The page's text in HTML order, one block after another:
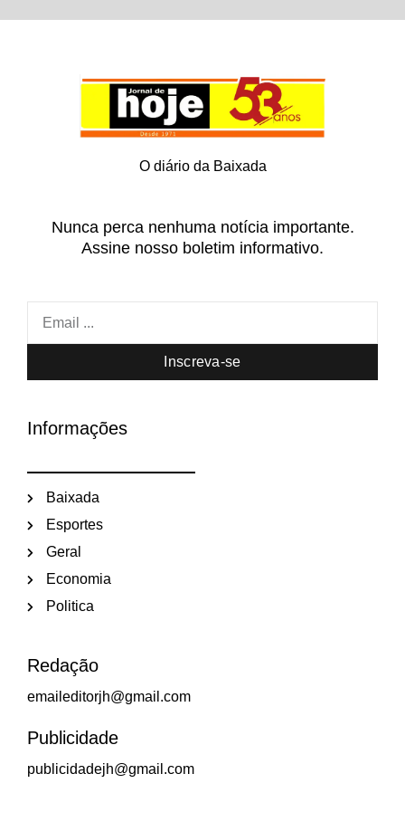
O diário da Baixada
Nunca perca nenhuma notícia importante.
Assine nosso boletim informativo.
Inscreva-se
Informações
Baixada
Esportes
Geral
Economia
Politica
Redação
emaileditorjh@gmail.com
Publicidade
publicidadejh@gmail.com